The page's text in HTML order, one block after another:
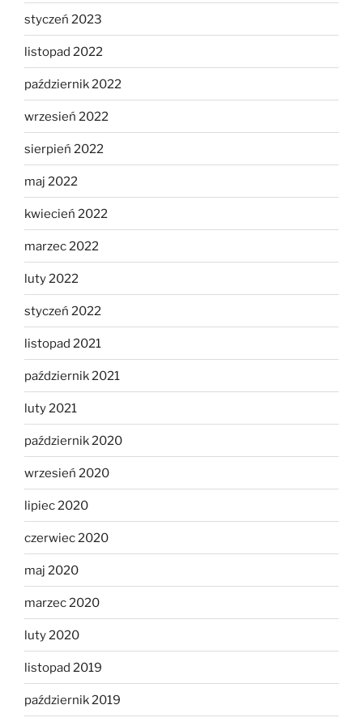
styczeń 2023
listopad 2022
październik 2022
wrzesień 2022
sierpień 2022
maj 2022
kwiecień 2022
marzec 2022
luty 2022
styczeń 2022
listopad 2021
październik 2021
luty 2021
październik 2020
wrzesień 2020
lipiec 2020
czerwiec 2020
maj 2020
marzec 2020
luty 2020
listopad 2019
październik 2019